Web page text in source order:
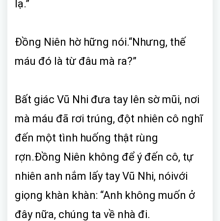
lạ.”
Đồng Niên hờ hững nói.“Nhưng, thế
máu đó là từ đâu mà ra?”
Bất giác Vũ Nhi đưa tay lên sờ mũi, nơi
mà máu đã rơi trúng, đột nhiên cô nghĩ
đến một tình huống thật rùng
rợn.Đồng Niên không để ý đến cô, tự
nhiên anh nắm lấy tay Vũ Nhi, nóivới
giọng khàn khàn: “Anh không muốn ở
đây nữa, chúng ta về nhà đi.